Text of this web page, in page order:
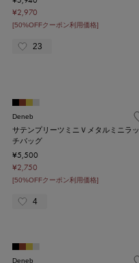
¥2,970
[50%OFFクーポン利用価格]
23
Deneb
サテンプリーツミニＶメタルミニラッ
チバッグ
¥5,500
¥2,750
[50%OFFクーポン利用価格]
4
Deneb